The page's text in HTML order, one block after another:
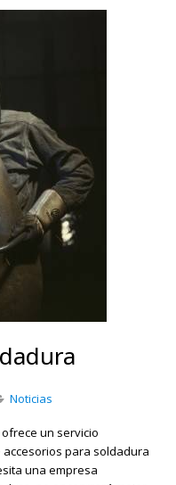
Noticias
un servicio
para soldadura
una empresa